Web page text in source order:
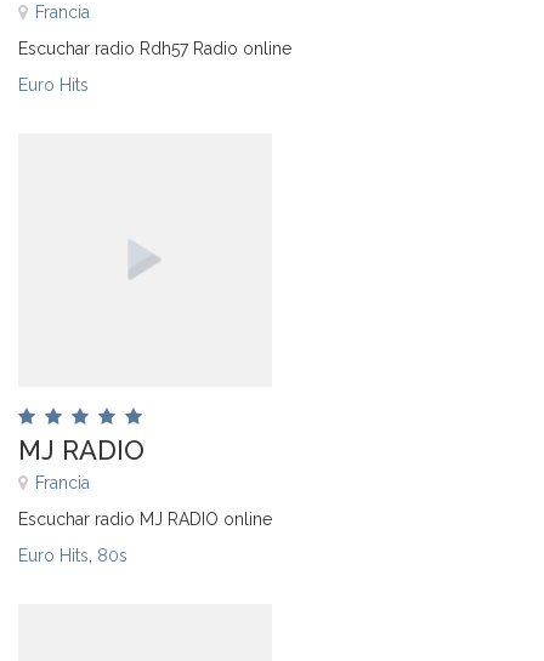
Francia
Escuchar radio Rdh57 Radio online
Euro Hits
MJ RADIO
Francia
Escuchar radio MJ RADIO online
Euro Hits 80s